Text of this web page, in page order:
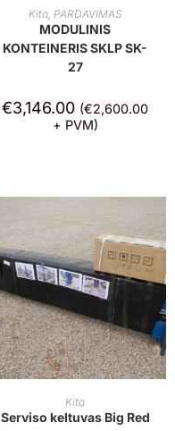
Į KREPŠELĮ
Kita, PARDAVIMAS
MODULINIS
KONTEINERIS SKLP SK-
27
€3,146.00 (€2,600.00
+ PVM)
Į KREPŠELĮ
Kita
Serviso keltuvas Big Red